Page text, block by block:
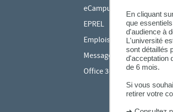
En cliquant
que
d'audience à
L'université
sont détaillés
d'acceptation
de 6 mois.
Si vous
retirer votre
eCampus
EPREL
Emplois du temps en ligne
Messagerie étudiante
Office 365